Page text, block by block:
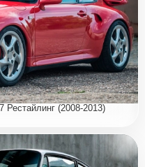
Рестайлинг (2008-2013)